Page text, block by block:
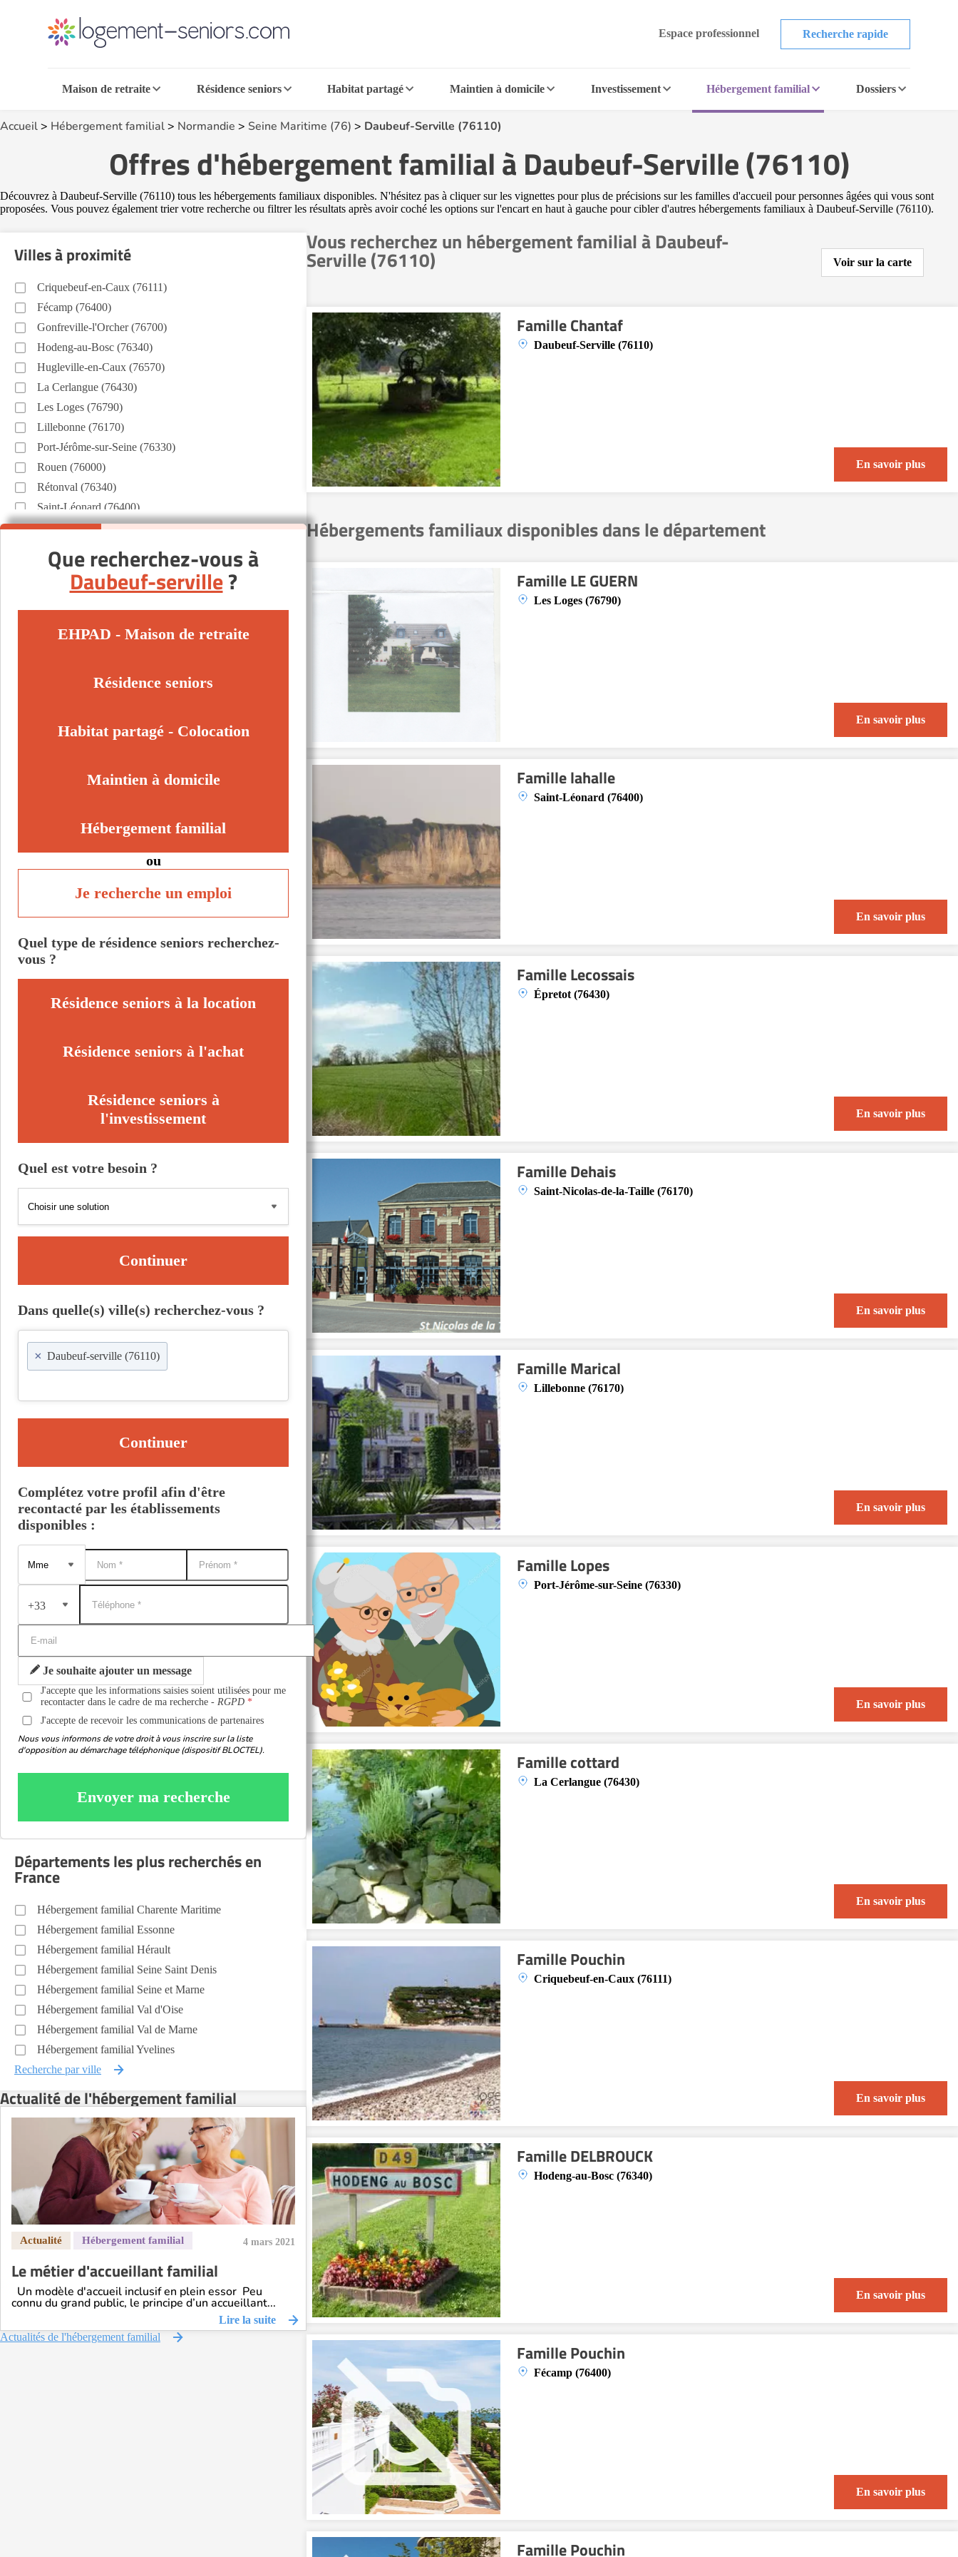
Espace professionnel Recherche rapide
Maison de retraite Résidence seniors Habitat partagé Maintien à domicile Investissement Hébergement familial Dossiers
Accueil> Hébergement familial> Normandie > Seine Maritime (76) > Daubeuf-Serville (76110)
Offres d'hébergement familial à Daubeuf-Serville (76110)
Découvrez à Daubeuf-Serville (76110) tous les hébergements familiaux disponibles. N'hésitez pas à cliquer sur les vignettes pour plus de précisions sur les familles d'accueil pour personnes âgées qui vous sont
proposées. Vous pouvez également trier votre recherche ou filtrer les résultats après avoir coché les options sur l'encart en haut à gauche pour cibler d'autres hébergements familiaux à Daubeuf-Serville (76110).
Vous recherchez un hébergement familial à Daubeuf-
Serville (76110) Voir sur la carte
Famille Chantaf
Daubeuf-Serville (76110)
En savoir plus
Hébergements familiaux disponibles dans le département
Famille LE GUERN
Les Loges (76790)
En savoir plus
Famille lahalle
Saint-Léonard (76400)
En savoir plus
Famille Lecossais
Épretot (76430)
En savoir plus
Famille Dehais
Saint-Nicolas-de-la-Taille (76170)
En savoir plus
Famille Marical
Lillebonne (76170)
En savoir plus
Famille Lopes
Port-Jérôme-sur-Seine (76330)
En savoir plus
Famille cottard
La Cerlangue (76430)
En savoir plus
Famille Pouchin
Criquebeuf-en-Caux (76111)
En savoir plus
Famille DELBROUCK
Hodeng-au-Bosc (76340)
En savoir plus
Famille Pouchin
Fécamp (76400)
En savoir plus
Famille Pouchin
Villes à proximité
Criquebeuf-en-Caux (76111)
Fécamp (76400)
Gonfreville-l'Orcher (76700)
Hodeng-au-Bosc (76340)
Hugleville-en-Caux (76570)
La Cerlangue (76430)
Les Loges (76790)
Lillebonne (76170)
Port-Jérôme-sur-Seine (76330)
Rouen (76000)
Rétonval (76340)
Saint-Léonard (76400)
Saint-Nicolas-de-la-Taille (76170)
Que recherchez-vous à
Daubeuf-serville?
EHPAD - Maison de retraite
Résidence seniors
Habitat partagé - Colocation
Maintien à domicile
Hébergement familial
ou
Je recherche un emploi
Quel type de résidence seniors recherchez-
vous ?
Résidence seniors à la location
Résidence seniors à l'achat
Résidence seniors à
l'investissement
Quel est votre besoin ?
Continuer
Dans quelle(s) ville(s) recherchez-vous ?
× Daubeuf-serville (76110)
Continuer
Complétez votre profil afin d'être
recontacté par les établissements
disponibles :
+33
Je souhaite ajouter un message
J'accepte que les informations saisies soient utilisées pour me
recontacter dans le cadre de ma recherche -RGPD
J'accepte de recevoir les communications de partenaires
Nous vous informons de votre droit à vous inscrire sur la liste
d'opposition au démarchage téléphonique (dispositif BLOCTEL).
Envoyer ma recherche
Départements les plus recherchés en
France
Hébergement familial Charente Maritime
Hébergement familial Essonne
Hébergement familial Hérault
Hébergement familial Seine Saint Denis
Hébergement familial Seine et Marne
Hébergement familial Val d'Oise
Hébergement familial Val de Marne
Hébergement familial Yvelines
Recherche par ville
Actualité de l'hébergement familial
4 mars 2021
Le métier d'accueillant familial
Un modèle d'accueil inclusif en plein essor Peu
connu du grand public, le principe d’un accueillant...
Lire la suite
Actualités de l'hébergement familial